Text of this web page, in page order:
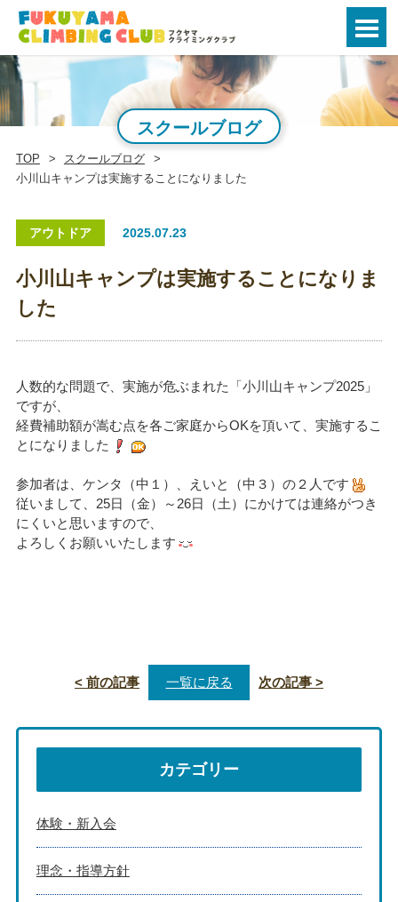
スクールブログ
TOP
スクールブログ
小川山キャンプは実施することになりました
アウトドア 2025.07.23
小川山キャンプは実施することになりま
した
人数的な問題で、実施が危ぶまれた「小川山キャンプ2025」
ですが、
経費補助額が嵩む点を各ご家庭からOKを頂いて、実施するこ
とになりました
参加者は、ケンタ（中１）、えいと（中３）の２人です
従いまして、25日（金）～26日（土）にかけては連絡がつき
にくいと思いますので、
よろしくお願いいたします
< 前の記事 一覧に戻る 次の記事 >
カテゴリー
体験・新入会
理念・指導方針